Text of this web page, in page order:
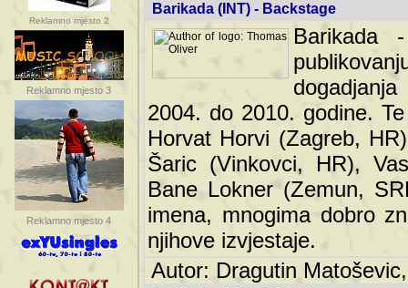
Reklamno mjesto 2
Reklamno mjesto 3
Reklamno mjesto 4
Barikada (INT) - Backstage
Barikada
2004. do 2010. godine.
Horvat Horvi (Zagreb,
Šaric (Vinkovci, HR),
Bane Lokner (Zemun,
imena, mnogima dobro
njihove izvjestaje.
Autor: Dragutin